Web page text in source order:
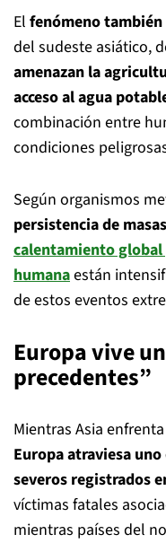
El fenómeno
del sudeste asiático,
amenazan la
acceso al agua
combinación entre
condiciones
Según organismos
persistencia de
calentamiento
humanaestán
de estos eventos
Europa vive
precedentes”
Mientras Asia
Europa atraviesa
severos registrados
víctimas fatales
mientras países del